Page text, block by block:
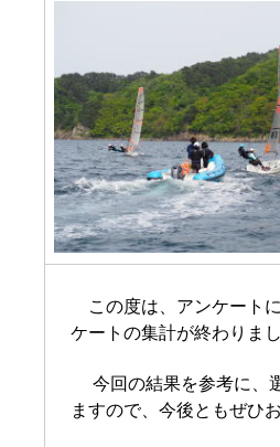
この度は、アンケート
ケートの集計が終わりま
今回の結果を参考に、
ますので、今後ともぜひ